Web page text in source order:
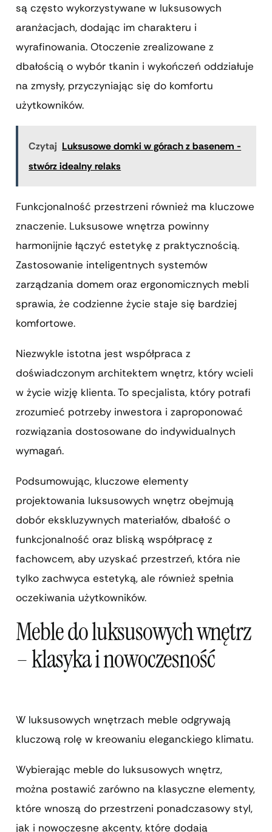
są często wykorzystywane w luksusowych
aranżacjach, dodając im charakteru i
wyrafinowania. Otoczenie zrealizowane z
dbałością o wybór tkanin i wykończeń oddziałuje
na zmysły, przyczyniając się do komfortu
użytkowników.
Czytaj Luksusowe domki w górach z basenem -
stwórz idealny relaks
Funkcjonalność przestrzeni również ma kluczowe
znaczenie. Luksusowe wnętrza powinny
harmonijnie łączyć estetykę z praktycznością.
Zastosowanie inteligentnych systemów
zarządzania domem oraz ergonomicznych mebli
sprawia, że codzienne życie staje się bardziej
komfortowe.
Niezwykle istotna jest współpraca z
doświadczonym architektem wnętrz, który wcieli
w życie wizję klienta. To specjalista, który potrafi
zrozumieć potrzeby inwestora i zaproponować
rozwiązania dostosowane do indywidualnych
wymagań.
Podsumowując, kluczowe elementy
projektowania luksusowych wnętrz obejmują
dobór ekskluzywnych materiałów, dbałość o
funkcjonalność oraz bliską współpracę z
fachowcem, aby uzyskać przestrzeń, która nie
tylko zachwyca estetyką, ale również spełnia
oczekiwania użytkowników.
Meble do luksusowych wnętrz
– klasyka i nowoczesność
W luksusowych wnętrzach meble odgrywają
kluczową rolę w kreowaniu eleganckiego klimatu.
Wybierając meble do luksusowych wnętrz,
można postawić zarówno na klasyczne elementy,
które wnoszą do przestrzeni ponadczasowy styl,
jak i nowoczesne akcenty, które dodają